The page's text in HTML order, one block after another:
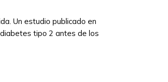
Un estudio publicado en
tipo 2 antes de los